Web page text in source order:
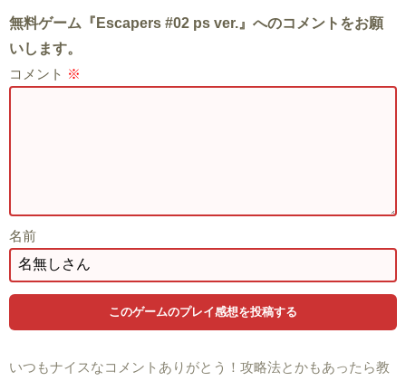
無料ゲーム『Escapers #02 ps ver.』へのコメントをお願
いします。
コメント ※
名前
いつもナイスなコメントありがとう！攻略法とかもあったら教